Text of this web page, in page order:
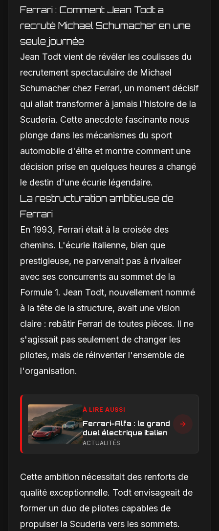
Ferrari : Comment Jean Todt a
recruté Michael Schumacher en une
seule journée
Jean Todt vient de révéler les coulisses du
recrutement spectaculaire de Michael
Schumacher chez Ferrari, un moment décisif
qui allait transformer à jamais l'histoire de la
Scuderia. Cette anecdote fascinante nous
plonge dans les mécanismes du sport
automobile d'élite et montre comment une
décision prise en quelques heures a changé
le destin d'une écurie légendaire.
La restructuration ambitieuse de
Ferrari
En 1993, Ferrari était à la croisée des
chemins. L'écurie italienne, bien que
prestigieuse, ne parvenait pas à rivaliser
avec ses concurrents au sommet de la
Formule 1. Jean Todt, nouvellement nommé
à la tête de la structure, avait une vision
claire : rebâtir Ferrari de toutes pièces. Il ne
s'agissait pas seulement de changer les
pilotes, mais de réinventer l'ensemble de
l'organisation.
À LIRE AUSSI
Ferrari-Alfa : le grand
duel électrique italien
ACTUALITÉS
Cette ambition nécessitait des renforts de
qualité exceptionnelle. Todt envisageait de
former un duo de pilotes capables de
propulser la Scuderia vers les sommets.